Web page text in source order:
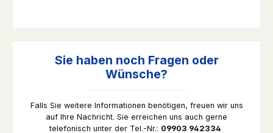
Sie haben noch Fragen oder
Wünsche?
Falls Sie weitere Informationen benötigen, freuen wir uns
auf Ihre Nachricht. Sie erreichen uns auch gerne
telefonisch unter der Tel.-Nr.: 09903 942334